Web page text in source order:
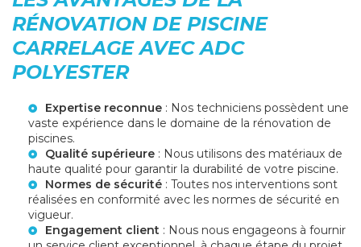
RÉNOVATION DE PISCINE
CARRELAGE AVEC ADC
POLYESTER
Expertise reconnue : Nos techniciens possèdent une
vaste expérience dans le domaine de la rénovation de
piscines.
Qualité supérieure : Nous utilisons des matériaux de
haute qualité pour garantir la durabilité de votre piscine.
Normes de sécurité : Toutes nos interventions sont
réalisées en conformité avec les normes de sécurité en
vigueur.
Engagement client : Nous nous engageons à fournir